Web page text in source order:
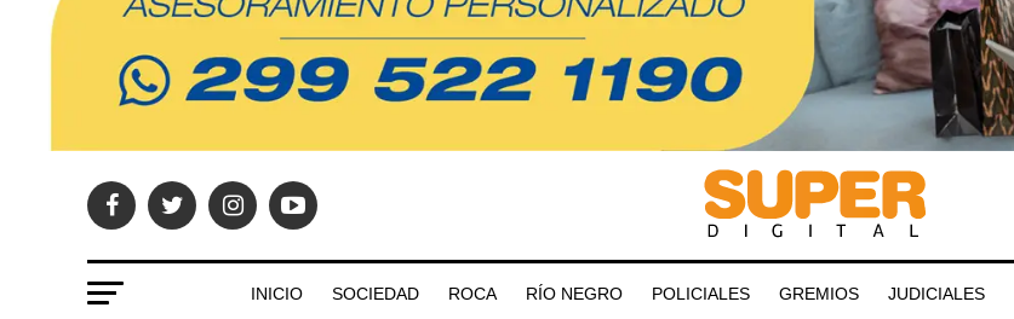
INICIO SOCIEDAD ROCA RÍO NEGRO POLICIALES GREMIOS JUDICIALES